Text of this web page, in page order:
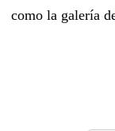
como la galería